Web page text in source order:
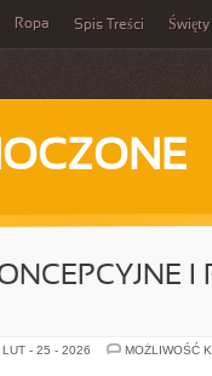
Ropa Spis Treści Święty
I
- 25 - 2026
MOŻLIWOŚĆ